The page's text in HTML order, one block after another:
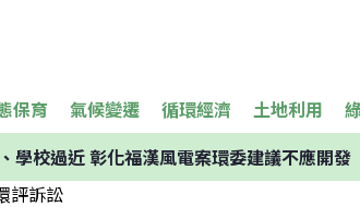
保育 氣候變遷 循環經濟 土地利用
學校過近 彰化福漢風電案環委建議不應開發